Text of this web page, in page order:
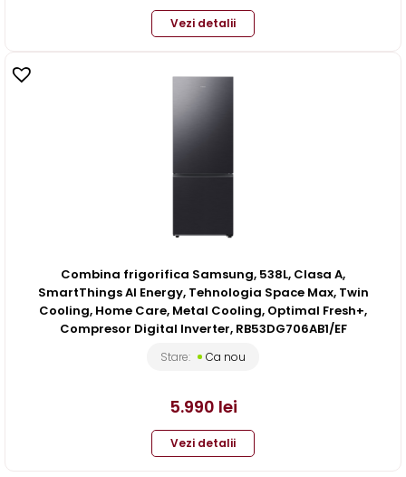
Vezi detalii
Combina frigorifica Samsung, 538L, Clasa A,
SmartThings AI Energy, Tehnologia Space Max, Twin
Cooling, Home Care, Metal Cooling, Optimal Fresh+,
Compresor Digital Inverter, RB53DG706AB1/EF
Stare: Ca nou
5.990 lei
Vezi detalii